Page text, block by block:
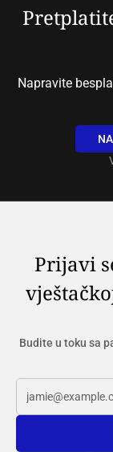
Napravite
Prijavi
Budite u toku sa